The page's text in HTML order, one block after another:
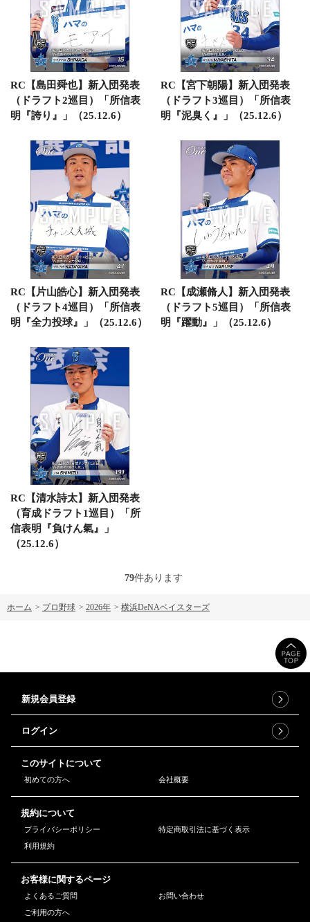
RC【島田舜也】新入団発表
（ドラフト2巡目）「所信表
明『誇り』」（25.12.6）
RC【宮下朝陽】新入団発表
（ドラフト3巡目）「所信表
明『泥臭く』」（25.12.6）
RC【片山皓心】新入団発表
（ドラフト4巡目）「所信表
明『全力投球』」（25.12.6）
RC【成瀬脩人】新入団発表
（ドラフト5巡目）「所信表
明『躍動』」（25.12.6）
RC【清水詩太】新入団発表
（育成ドラフト1巡目）「所
信表明『負けん氣』」
（25.12.6）
79件あります
ホーム > プロ野球 > 2026年 > 横浜DeNAベイスターズ
新規会員登録
ログイン
このサイトについて
初めての方へ 会社概要
規約について
プライバシーポリシー
特定商取引法に基づく表示
利用規約
お客様に関するページ
よくあるご質問
お問い合わせ
ご利用の方へ